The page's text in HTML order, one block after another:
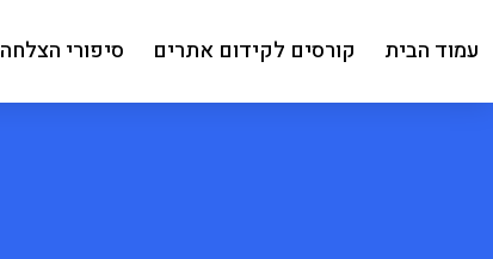
עמוד הבית קורסים לקידום אתרים סיפורי הצלחה